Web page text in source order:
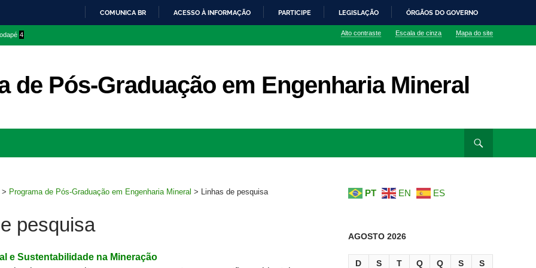
O
COMUNICA BR ACESSO À INFORMAÇÃO PARTICIPE LEGISLAÇÃO ÓRGÃOS DO GOVERNO
4 Alto contraste Escala de cinza Mapa do site
de Pós-Graduação em Engenharia Mineral
> Programa de Pós-Graduação em Engenharia Mineral > Linhas de pesquisa
pesquisa
e Sustentabilidade na Mineração
PT EN ES
AGOSTO 2026
D S T Q Q S
S